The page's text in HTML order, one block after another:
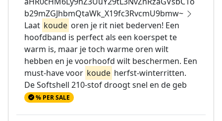
b29mZGJhbmQtaWk_X19fc3RvcmU9bmw~
Laat koude oren je rit niet bederven! Een
hoofdband is perfect als een koerspet te
warm is, maar je toch warme oren wilt
hebben en je voorhoofd wilt beschermen. Een
must-have voor koude herfst-winterritten.
De Softshell 210-stof droogt snel en de geb
% PER SALE